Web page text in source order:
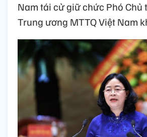
Nam tái cử giữ chức Phó Chủ
Trung ương MTTQ Việt Nam